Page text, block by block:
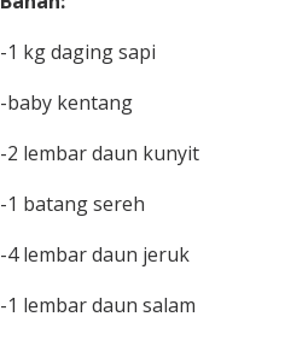
-1 kg daging sapi
-baby kentang
-2 lembar daun kunyit
-1 batang sereh
-4 lembar daun jeruk
-1 lembar daun salam